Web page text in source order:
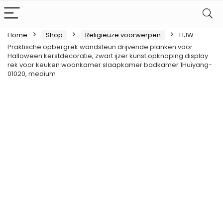
Home Shop Religieuze voorwerpen
HJW
Praktische opbergrek wandsteun drijvende planken voor
Halloween kerstdecoratie, zwart ijzer kunst opknoping display
rek voor keuken woonkamer slaapkamer badkamer 1Huiyang-
01020, medium